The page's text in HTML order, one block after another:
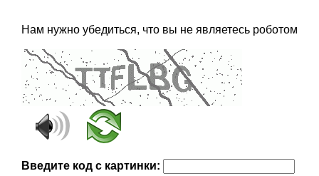
Нам нужно убедиться, что вы не являетесь роботом
Введите код с картинки: